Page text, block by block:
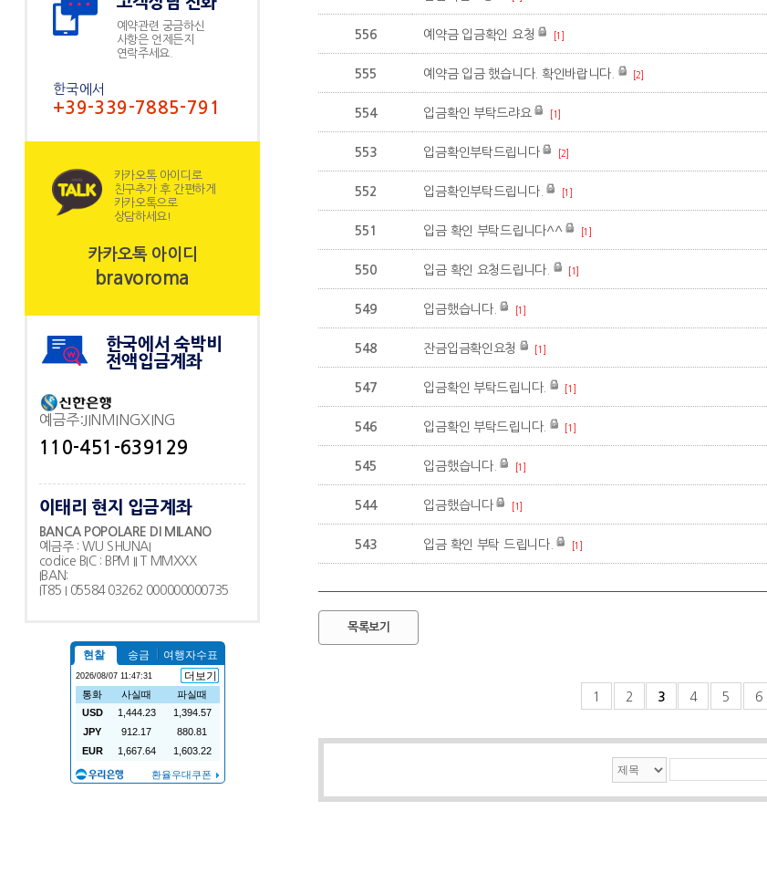
예약관련 궁금하신
사항은 언제든지
연락주세요.
한국에서
+39-339-7885-791
카카오톡 아이디로
친구추가 후 간편하게
카카오톡으로
상담하세요!
카카오톡 아이디
bravoroma
한국에서 숙박비
전액입금계좌
예금주:JINMINGXING
110-451-639129
이태리 현지 입금계좌
BANCA POPOLARE DI MILANO
예금주 : WU SHUNAI
codice BIC : BPM II T MMXXX
IBAN:
IT85 I 05584 03262 000000000735
556 예약금 입금확인 요청 [1]
555 예약금 입금 했습니다. 확인바랍니다. [2]
554 입금확인 부탁드랴요 [1]
553 입금확인부탁드립니다 [2]
552 입금확인부탁드립니다. [1]
551 입금 확인 부탁드립니다^^ [1]
550 입금 확인 요청드립니다. [1]
549 입금했습니다. [1]
548 잔금입금확인요청 [1]
547 입금확인 부탁드립니다. [1]
546 입금확인 부탁드립니다. [1]
545 입금했습니다. [1]
544 입금했습니다 [1]
543 입금 확인 부탁 드립니다. [1]
목록보기
1 2 3 4 5 6